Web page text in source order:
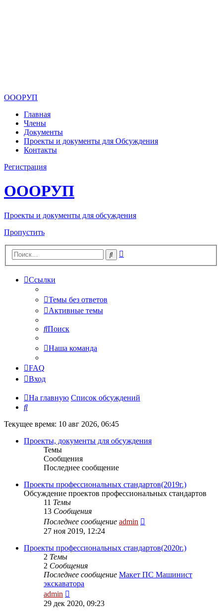
ОООРУП
Главная
Члены
Документы
Проекты и документы для Обсуждения
Контакты
Регистрация
ОООРУП
Проекты и документы для обсуждения
Пропустить
Поиск
Ссылки
Темы без ответов
Активные темы
Поиск
Наша команда
FAQ
Вход
На главную Список обсуждений
Поиск
Текущее время: 10 авг 2026, 06:45
Проекты, документы для обсуждения
Темы
Сообщения
Последнее сообщение
Проекты профессиональных стандартов(2019г.)
Обсуждение проектов профессиональных стандартов
11 Темы
13 Сообщения
Последнее сообщение admin
сообщению
27 ноя 2019, 12:24
Проекты профессиональных стандартов(2020г.)
2 Темы
2 Сообщения
Последнее сообщение Макет ПС Машинист
экскаватора
admin
к
29 дек 2020, 09:23